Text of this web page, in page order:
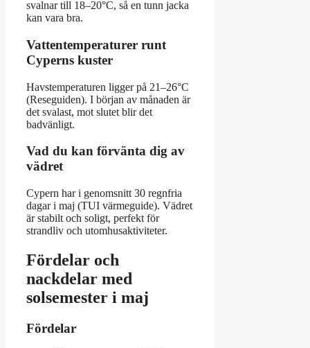
svalnar till 18–20°C, så en tunn jacka
kan vara bra.
Vattentemperaturer runt
Cyperns kuster
Havstemperaturen ligger på 21–26°C
(Reseguiden). I början av månaden är
det svalast, mot slutet blir det
badvänligt.
Vad du kan förvänta dig av
vädret
Cypern har i genomsnitt 30 regnfria
dagar i maj (TUI värmeguide). Vädret
är stabilt och soligt, perfekt för
strandliv och utomhusaktiviteter.
Fördelar och
nackdelar med
solsemester i maj
Fördelar